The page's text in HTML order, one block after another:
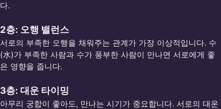
다.
2층: 오행 밸런스
서로의 부족한 오행을 채워주는 관계가 가장 이상적입니다. 수
(水)가 부족한 사람과 수가 풍부한 사람이 만나면 서로에게 좋
은 영향을 줍니다.
3층: 대운 타이밍
아무리 궁합이 좋아도, 만나는 시기가 중요합니다. 서로의 대운